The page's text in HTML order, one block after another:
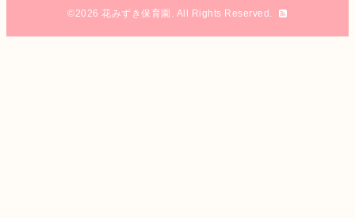
©2026花みずき保育園 . All Rights Reserved.